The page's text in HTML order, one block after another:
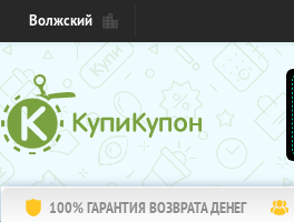
Волжский
100% ГАРАНТИЯ ВОЗВРАТА ДЕНЕГ